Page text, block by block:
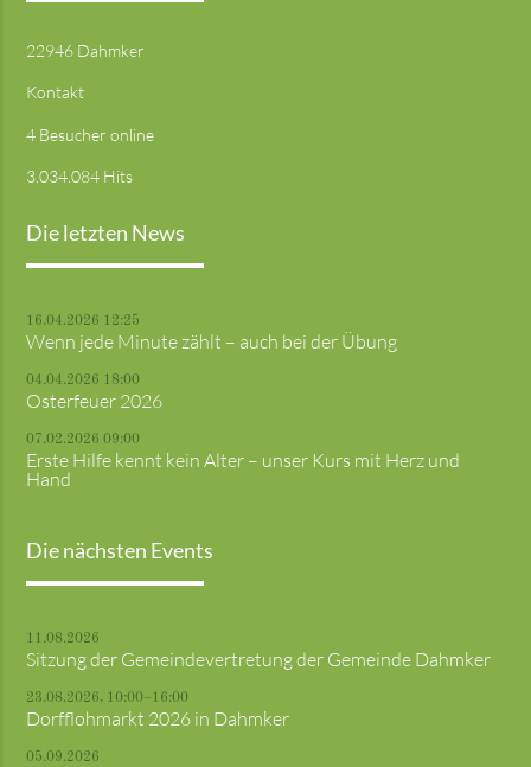
22946 Dahmker
Kontakt
4 Besucher online
3.034.084 Hits
Die letzten News
16.04.2026 12:25
Wenn jede Minute zählt – auch bei der Übung
04.04.2026 18:00
Osterfeuer 2026
07.02.2026 09:00
Erste Hilfe kennt kein Alter – unser Kurs mit Herz und
Hand
Die nächsten Events
11.08.2026
Sitzung der Gemeindevertretung der Gemeinde Dahmker
23.08.2026, 10:00–16:00
Dorfflohmarkt 2026 in Dahmker
05.09.2026